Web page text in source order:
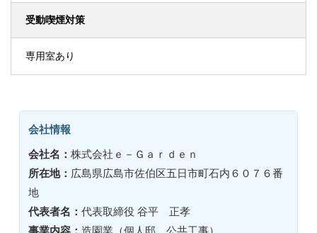
受動喫煙対策
専用室あり
会社情報
会社名： 株式会社ｅ－Ｇａｒｄｅｎ
所在地： 広島県広島市佐伯区五日市町石内６０７６番
地
代表者名： 代表取締役 谷平 正孝
事業内容： 造園業（個人邸、公共工事）